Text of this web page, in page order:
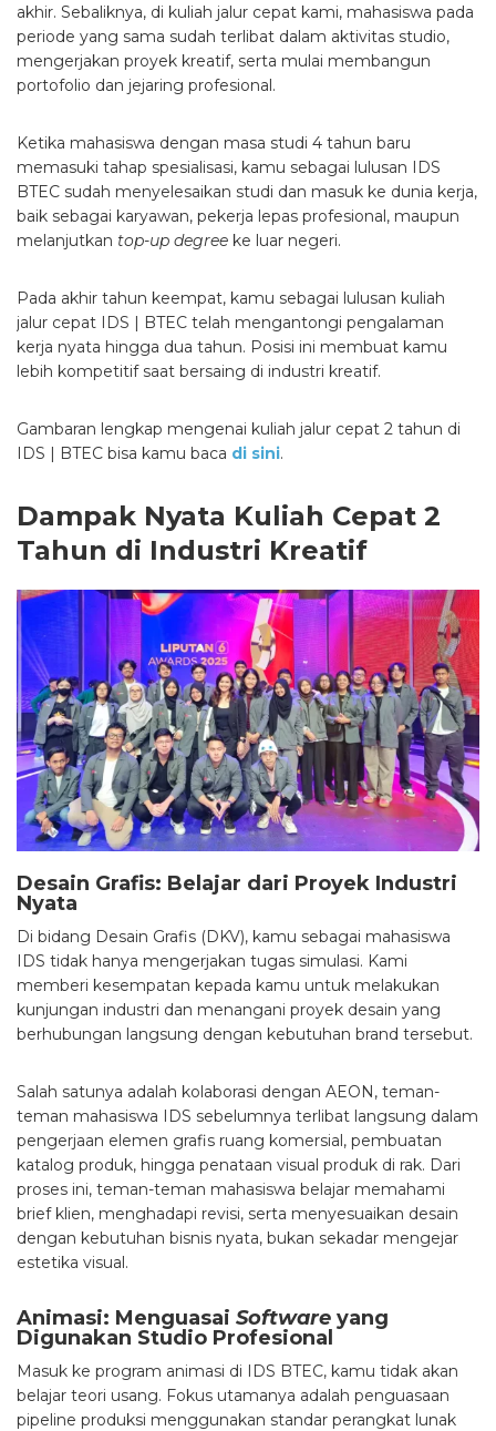
akhir. Sebaliknya, di kuliah jalur cepat kami, mahasiswa pada
periode yang sama sudah terlibat dalam aktivitas studio,
mengerjakan proyek kreatif, serta mulai membangun
portofolio dan jejaring profesional.
Ketika mahasiswa dengan masa studi 4 tahun baru
memasuki tahap spesialisasi, kamu sebagai lulusan IDS
BTEC sudah menyelesaikan studi dan masuk ke dunia kerja,
baik sebagai karyawan, pekerja lepas profesional, maupun
melanjutkan top-up degree ke luar negeri.
Pada akhir tahun keempat, kamu sebagai lulusan kuliah
jalur cepat IDS | BTEC telah mengantongi pengalaman
kerja nyata hingga dua tahun. Posisi ini membuat kamu
lebih kompetitif saat bersaing di industri kreatif.
Gambaran lengkap mengenai kuliah jalur cepat 2 tahun di
IDS | BTEC bisa kamu baca di sini.
Dampak Nyata Kuliah Cepat 2
Tahun di Industri Kreatif
Desain Grafis: Belajar dari Proyek Industri
Nyata
Di bidang Desain Grafis (DKV), kamu sebagai mahasiswa
IDS tidak hanya mengerjakan tugas simulasi. Kami
memberi kesempatan kepada kamu untuk melakukan
kunjungan industri dan menangani proyek desain yang
berhubungan langsung dengan kebutuhan brand tersebut.
Salah satunya adalah kolaborasi dengan AEON, teman-
teman mahasiswa IDS sebelumnya terlibat langsung dalam
pengerjaan elemen grafis ruang komersial, pembuatan
katalog produk, hingga penataan visual produk di rak. Dari
proses ini, teman-teman mahasiswa belajar memahami
brief klien, menghadapi revisi, serta menyesuaikan desain
dengan kebutuhan bisnis nyata, bukan sekadar mengejar
estetika visual.
Animasi: Menguasai Software yang
Digunakan Studio Profesional
Masuk ke program animasi di IDS BTEC, kamu tidak akan
belajar teori usang. Fokus utamanya adalah penguasaan
pipeline produksi menggunakan standar perangkat lunak